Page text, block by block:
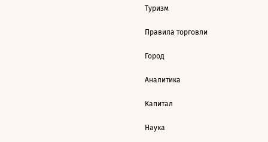
Туризм
Правила торговли
Город
Аналитика
Капитал
Наука